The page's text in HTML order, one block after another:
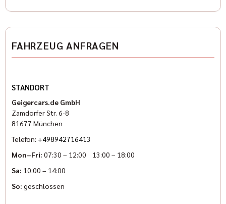
www.geigercars.de
Irrtum, Änderungen und Zwischenverkauf vorbehalten
FAHRZEUG ANFRAGEN
STANDORT
Geigercars.de GmbH
Zamdorfer Str. 6-8
81677 München
Telefon: +498942716413
Mon–Fri: 07:30 – 12:00 13:00 – 18:00
Sa: 10:00 – 14:00
So: geschlossen